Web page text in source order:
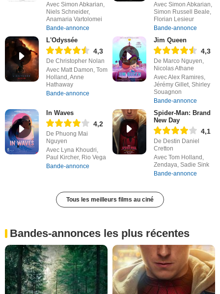
Avec Simon Abkarian,
Niels Schneider,
Anamaria Vartolomei
Bande-annonce
Avec Simon Abkarian,
Simon Russell Beale,
Florian Lesieur
Bande-annonce
L'Odyssée
4,3
De Christopher Nolan
Avec Matt Damon, Tom
Holland, Anne
Hathaway
Bande-annonce
Jim Queen
4,3
De Marco Nguyen,
Nicolas Athane
Avec Alex Ramires,
Jérémy Gillet, Shirley
Souagnon
Bande-annonce
In Waves
4,2
De Phuong Mai
Nguyen
Avec Lyna Khoudri,
Paul Kircher, Rio Vega
Bande-annonce
Spider-Man: Brand
New Day
4,1
De Destin Daniel
Cretton
Avec Tom Holland,
Zendaya, Sadie Sink
Bande-annonce
Tous les meilleurs films au ciné
Bandes-annonces les plus récentes